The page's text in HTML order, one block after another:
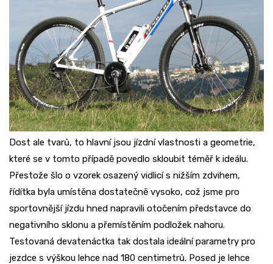
Dost ale tvarů, to hlavní jsou jízdní vlastnosti a geometrie,
které se v tomto případě povedlo skloubit téměř k ideálu.
Přestože šlo o vzorek osazený vidlicí s nižším zdvihem,
řídítka byla umístěna dostatečně vysoko, což jsme pro
sportovnější jízdu hned napravili otočením představce do
negativního sklonu a přemístěním podložek nahoru.
Testovaná devatenáctka tak dostala ideální parametry pro
jezdce s výškou lehce nad 180 centimetrů. Posed je lehce